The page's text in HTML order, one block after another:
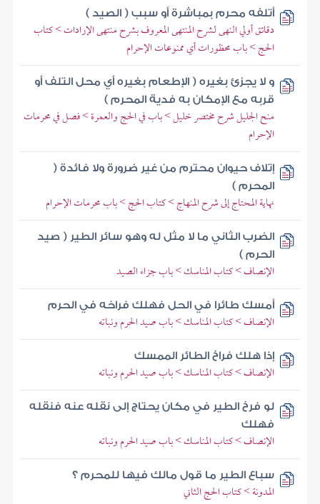
أتلفه محرم بمباشرة أو سبب ( الصيد )
دقائق أولي النهى لشرح المنتهى المعروف بشرح منتهى الإرادات > كتاب
الحج > باب محظورات أي ممنوعات الإحرام
و لا يجزئ بغيره ( الإطعام بغيره أي محل التلف أو
قربه مع الإمكان به فدية المحرم )
منح الجليل شرح مختصر خليل > باب في الحج والعمرة > فصل في محرمات
الإحرام
إتلاف حيوان محترم من غير ضرورة ولا فائدة (
المحرم )
نهاية المحتاج إلى شرح المنهاج > كتاب الحج > باب محرمات الإحرام
الضرب الثاني ما لا مثل له وهو سائر الطير ( صيد
الحرم )
الإنصاف > كتاب المناسك > باب جزاء الصيد
أمسك طائرا في الحل فهلك فراخه في الحرم
الإنصاف > كتاب المناسك > باب صيد الحرم ونباته
إذا هلك فراخ الطائر الممسك
الإنصاف > كتاب المناسك > باب صيد الحرم ونباته
لو فرخ الطير في مكان يحتاج إلى نقله عنه فنقله
فهلك
الإنصاف > كتاب المناسك > باب صيد الحرم ونباته
سباع الطير ما قول مالك فيها للمحرم ؟
المدونة > كتاب الحج الثاني